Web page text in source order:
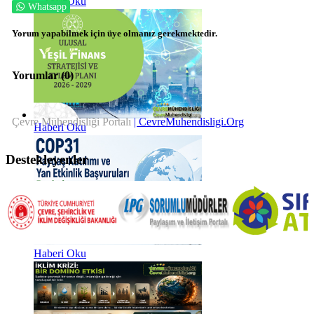
Haberi Oku
Haberi Oku
Whatsapp
Yorum yapabilmek için üye olmanız gerekmektedir.
Yorumlar (0)
Çevre Mühendisliği Portalı| CevreMuhendisligi.Org
Destekleyenler